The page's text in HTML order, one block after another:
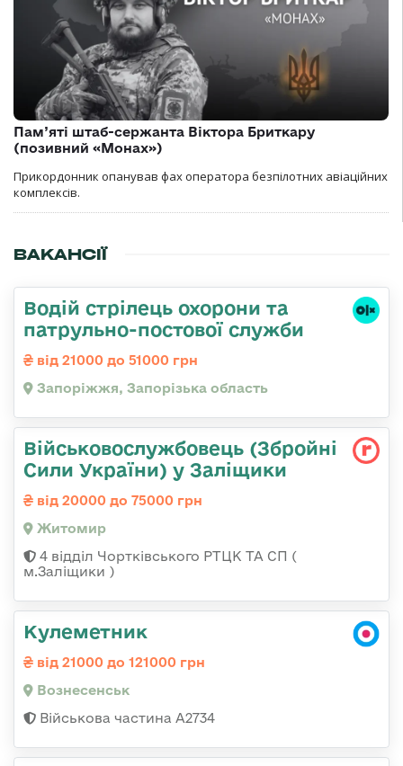
Пам’яті штаб-сержанта Віктора Бриткару
(позивний «Монах»)
Прикордонник опанував фах оператора безпілотних авіаційних
комплексів.
ВАКАНСІЇ
Водій стрілець охорони та
патрульно-постової служби
від 21000 до 51000 грн
Запоріжжя, Запорізька область
Військовослужбовець (Збройні
Сили України) у Заліщики
від 20000 до 75000 грн
Житомир
4 відділ Чортківського РТЦК ТА СП (
м.Заліщики )
Кулеметник
від 21000 до 121000 грн
Вознесенськ
Військова частина А2734